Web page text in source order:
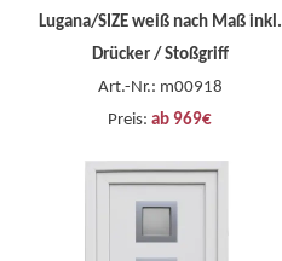
Lugana/SIZE weiß nach Maß inkl.
Drücker / Stoßgriff
Art.-Nr.: m00918
Preis: ab 969€